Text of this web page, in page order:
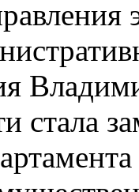
стала